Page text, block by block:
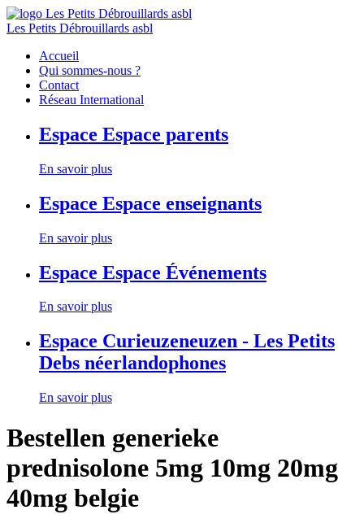
Les Petits Débrouillards asbl
Accueil
Qui sommes-nous ?
Contact
Réseau International
Espace Espace parents
En savoir plus
Espace Espace enseignants
En savoir plus
Espace Espace Événements
En savoir plus
Espace Curieuzeneuzen - Les Petits
Debs néerlandophones
En savoir plus
Bestellen generieke
prednisolone 5mg 10mg 20mg
40mg belgie